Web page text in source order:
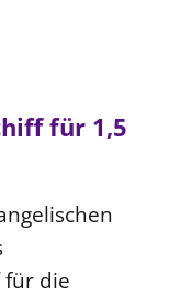
für 1,5
für die